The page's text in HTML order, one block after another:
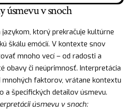
úsmevu v snoch
ktorý prekračuje kultúrne
škálu emócií. V kontexte snov
mnoho vecí – od radosti a
obavy či neúprimnosť. Interpretácia
mnohých faktorov, vrátane kontextu
a špecifických detailov úsmevu.
úsmevu v snoch: